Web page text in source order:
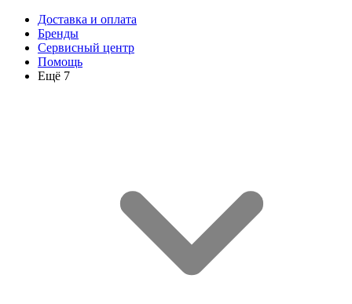
Доставка и оплата
Бренды
Сервисный центр
Помощь
Ещё 7